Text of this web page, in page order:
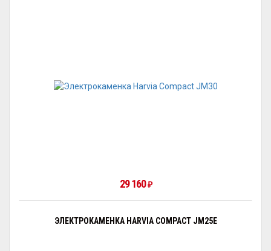
29 160 ₽
ЭЛЕКТРОКАМЕНКА HARVIA COMPACT JM25Е